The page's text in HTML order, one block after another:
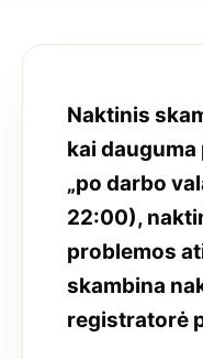
Naktinis
kai
„po darbo
22:00),
problemos
skambina
registratorė